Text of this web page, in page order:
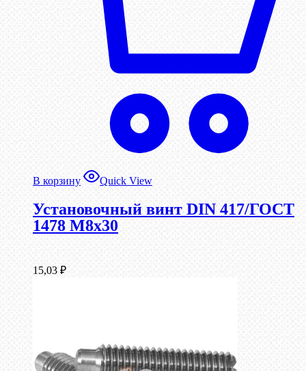
В корзину Quick View
Установочный винт DIN 417/ГОСТ
1478 М8х30
15,03 ₽